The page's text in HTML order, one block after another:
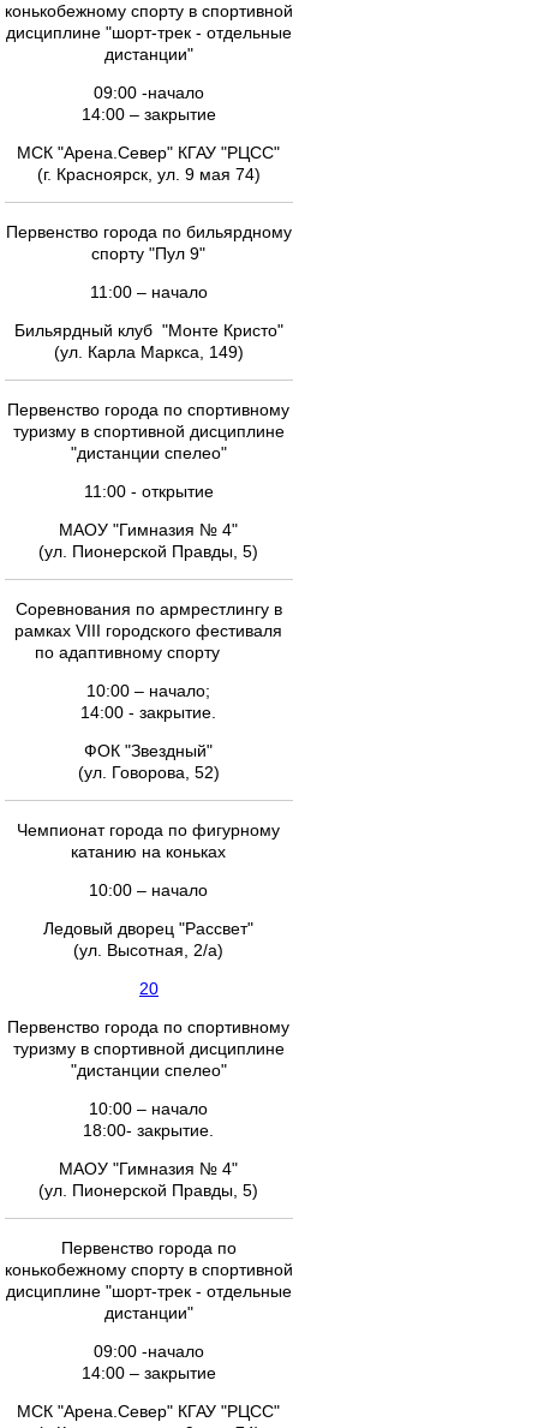
конькобежному спорту в спортивной
дисциплине "шорт-трек - отдельные
дистанции"
09:00 -начало
14:00 – закрытие
МСК "Арена.Север" КГАУ "РЦСС"
(г. Красноярск, ул. 9 мая 74)
Первенство города по бильярдному
спорту "Пул 9"
11:00 – начало
Бильярдный клуб "Монте Кристо"
(ул. Карла Маркса, 149)
Первенство города по спортивному
туризму в спортивной дисциплине
"дистанции спелео"
11:00 - открытие
МАОУ "Гимназия № 4"
(ул. Пионерской Правды, 5)
Соревнования по армрестлингу в
рамках VIII городского фестиваля
по адаптивному спорту
10:00 – начало;
14:00 - закрытие.
ФОК "Звездный"
(ул. Говорова, 52)
Чемпионат города по фигурному
катанию на коньках
10:00 – начало
Ледовый дворец "Рассвет"
(ул. Высотная, 2/а)
20
Первенство города по спортивному
туризму в спортивной дисциплине
"дистанции спелео"
10:00 – начало
18:00- закрытие.
МАОУ "Гимназия № 4"
(ул. Пионерской Правды, 5)
Первенство города по
конькобежному спорту в спортивной
дисциплине "шорт-трек - отдельные
дистанции"
09:00 -начало
14:00 – закрытие
МСК "Арена.Север" КГАУ "РЦСС"